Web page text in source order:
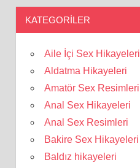
KATEGORILER
Aile İçi Sex Hikayeleri
Aldatma Hikayeleri
Amatör Sex Resimleri
Anal Sex Hikayeleri
Anal Sex Resimleri
Bakire Sex Hikayeleri
Baldız hikayeleri